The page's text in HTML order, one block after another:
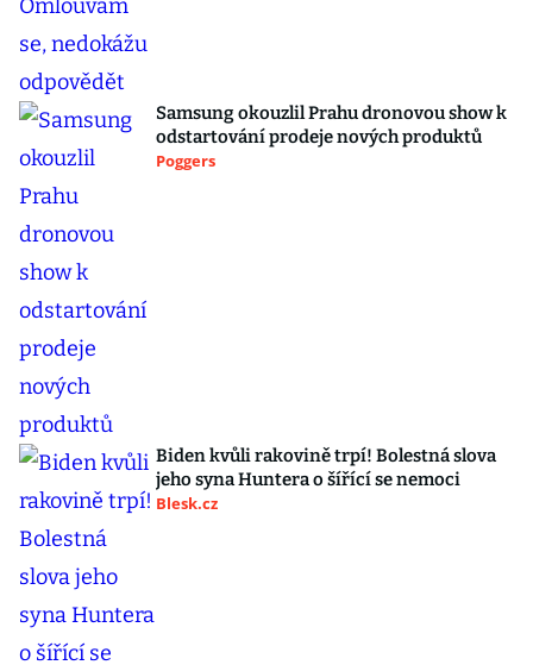
Samsung okouzlil Prahu dronovou show k
odstartování prodeje nových produktů
Poggers
Biden kvůli rakovině trpí! Bolestná slova
jeho syna Huntera o šířící se nemoci
Blesk.cz